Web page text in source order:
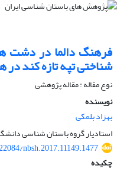
فرهنگ دالما در دشت
شناختی تپه تازه کند در
نوع مقاله : مقاله پژوهشی
نویسنده
بهزاد بلمکی
استادیار گروه باستان شناسی
nbsh.2017.11149.1477
چکیده